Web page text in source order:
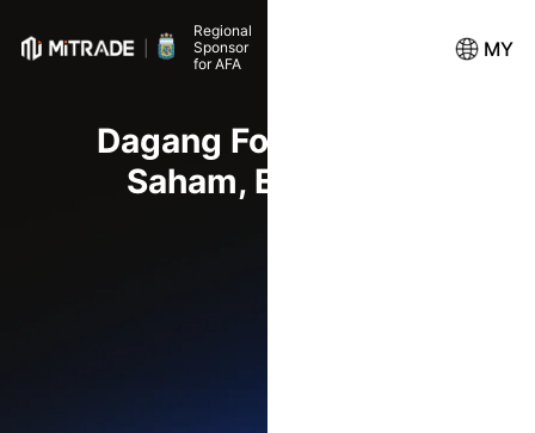
Regional
Sponsor
for AFA
MY
Dagang Forex, Komoditi,
Saham, ETF dan Banyak